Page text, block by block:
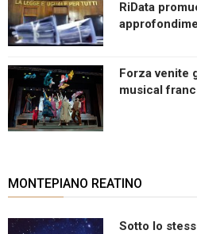
RiData
Forza venite
musical
MONTEPIANO REATINO
Sotto lo